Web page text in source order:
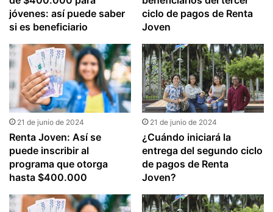
jóvenes: así puede saber
si es beneficiario
ciclo de pagos de Renta
Joven
21 de junio de 2024
Renta Joven: Así se
puede inscribir al
programa que otorga
hasta $400.000
21 de junio de 2024
¿Cuándo iniciará la
entrega del segundo ciclo
de pagos de Renta
Joven?